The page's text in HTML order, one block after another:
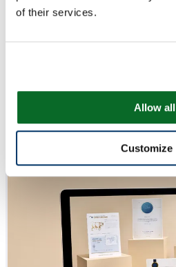
of their services.
Allow all
Customize